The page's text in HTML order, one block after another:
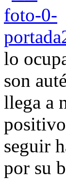
lo
son
llega a
seguir
por su